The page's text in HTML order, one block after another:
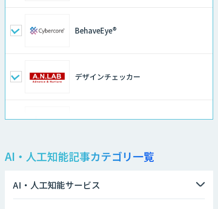
BehaveEye®
デザインチェッカー
地理空間DX ソリューション
製造業特化型オーダーメイドAI開発（知
AI・人工知能記事カテゴリ一覧
AI・人工知能サービス